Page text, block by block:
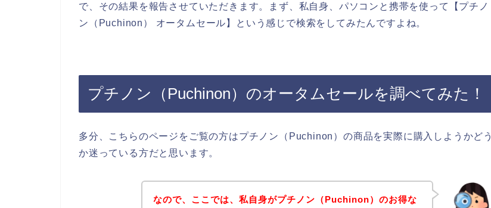
で、その結果を報告させていただきます。まず、私自身、パソコンと携帯を使って【プチノ
ン（Puchinon） オータムセール】という感じで検索をしてみたんですよね。
プチノン（Puchinon）のオータムセールを調べてみた！
多分、こちらのページをご覧の方はプチノン（Puchinon）の商品を実際に購入しようかどう
か迷っている方だと思います。
なので、ここでは、私自身がプチノン（Puchinon）のお得な